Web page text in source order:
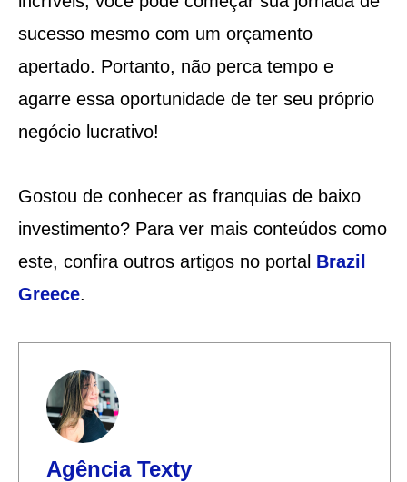
sucesso mesmo com um orçamento
apertado. Portanto, não perca tempo e
agarre essa oportunidade de ter seu próprio
negócio lucrativo!
Gostou de conhecer as franquias de baixo
investimento? Para ver mais conteúdos como
este, confira outros artigos no portal Brazil
Greece.
Agência Texty